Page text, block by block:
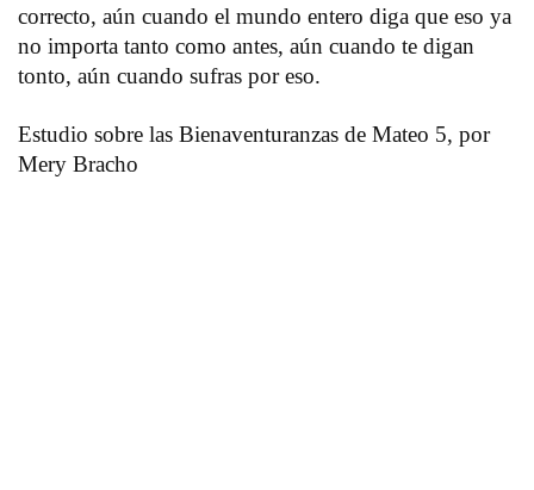
correcto, aún cuando el mundo entero diga que eso ya
no importa tanto como antes, aún cuando te digan
tonto, aún cuando sufras por eso.
Estudio sobre las Bienaventuranzas de Mateo 5, por
Mery Bracho